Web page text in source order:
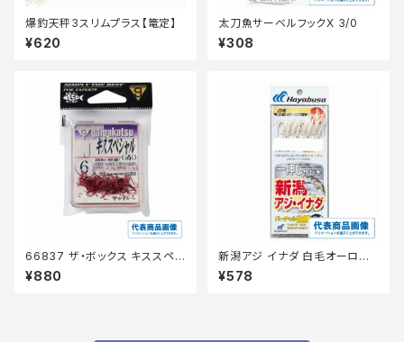
爆釣天秤3スリムプラス【篭定】
¥620
太刀魚サーベルフックX 3/0
¥308
66837 ザ・ボックス キススペシ
ャル 赤
¥880
新潟アジ イナダ 白毛オーロラ 1
3-5号 【継続セール_仕掛】
¥578